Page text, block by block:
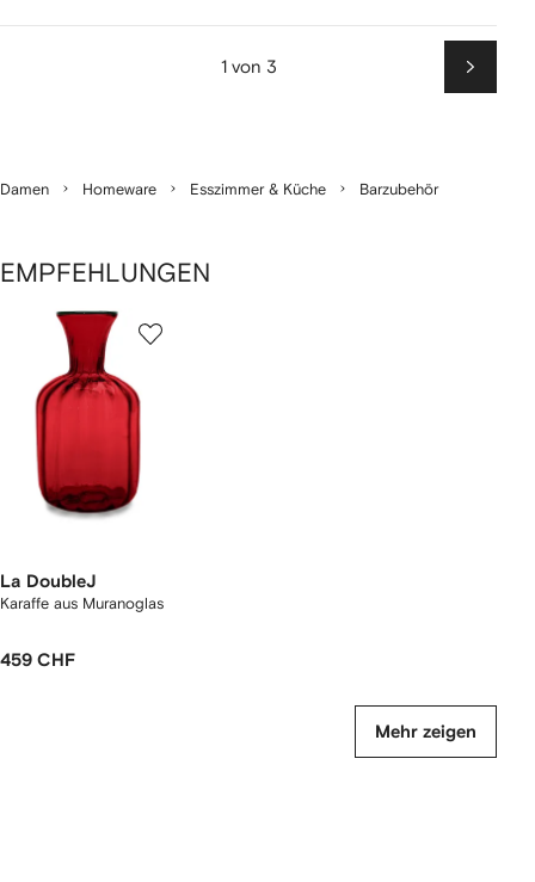
1 von 3
Weiter
Damen Homeware Esszimmer & Küche Barzubehör
EMPFEHLUNGEN
La DoubleJ
Karaffe aus Muranoglas
459 CHF
Mehr zeigen